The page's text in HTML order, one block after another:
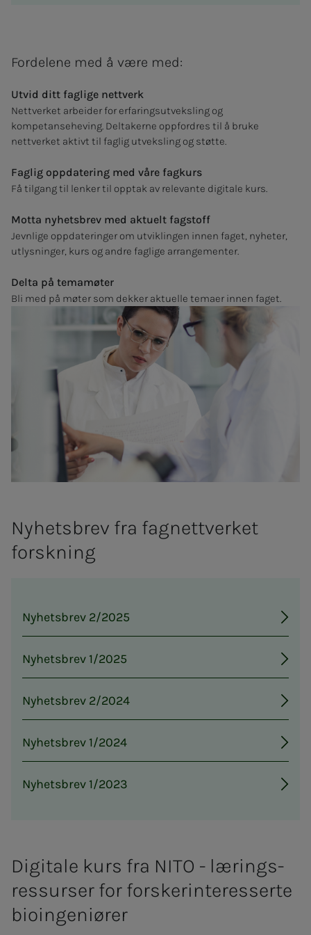
Fordelene med å være med:
Utvid ditt faglige nettverk
Nettverket arbeider for erfaringsutveksling og
kompetanseheving. Deltakerne oppfordres til å bruke
nettverket aktivt til faglig utveksling og støtte.
Faglig oppdatering med våre fagkurs
Få tilgang til lenker til opptak av relevante digitale kurs.
Motta nyhetsbrev med aktuelt fagstoff
Jevnlige oppdateringer om utviklingen innen faget, nyheter,
utlysninger, kurs og andre faglige arrangementer.
Delta på temamøter
Bli med på møter som dekker aktuelle temaer innen faget.
Nyhetsbrev fra fagnettverket
forskning
Nyhetsbrev 2/2025
Nyhetsbrev 1/2025
Nyhetsbrev 2/2024
Nyhetsbrev 1/2024
Nyhetsbrev 1/2023
Di­­gi­ta­­le kurs fra NITO - læ­­rings­­
res­sur­­ser for fors­­ker­in­­ter­es­­ser­­te
bio­­in­­ge­­ni­ø­­rer